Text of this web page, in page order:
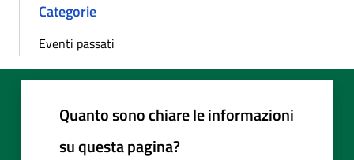
Categorie
Eventi passati
Quanto sono chiare le informazioni
su questa pagina?